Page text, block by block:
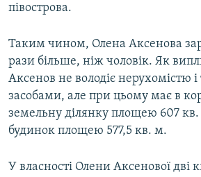
півострова.
Таким чином, Олена Аксенова
рази більше, ніж чоловік. Як
Аксенов не володіє нерухомістю
засобами, але при цьому має в
земельну ділянку площею 607
будинок площею 577,5 кв. м.
У власності Олени Аксенової